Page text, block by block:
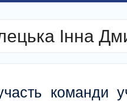
Інна
команди